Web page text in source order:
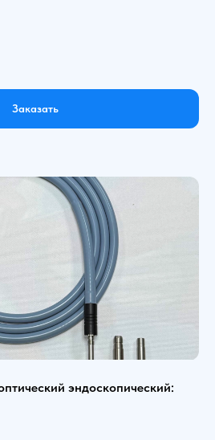
Заказать
эндоскопический: